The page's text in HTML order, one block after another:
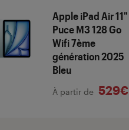
Apple iPad Air 11"
Puce M3 128 Go
Wifi 7ème
génération 2025
Bleu
À partir de 529€